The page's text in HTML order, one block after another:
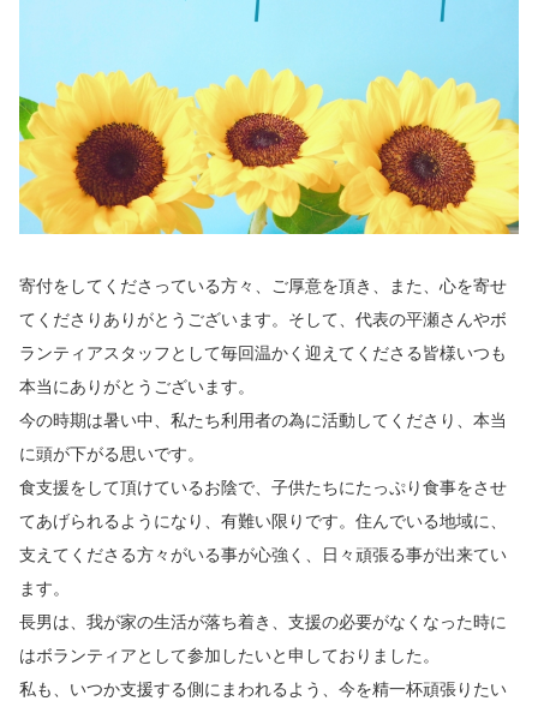
寄付をしてくださっている方々、ご厚意を頂き、また、心を寄せ
てくださりありがとうございます。そして、代表の平瀬さんやボ
ランティアスタッフとして毎回温かく迎えてくださる皆様いつも
本当にありがとうございます。
今の時期は暑い中、私たち利用者の為に活動してくださり、本当
に頭が下がる思いです。
食支援をして頂けているお陰で、子供たちにたっぷり食事をさせ
てあげられるようになり、有難い限りです。住んでいる地域に、
支えてくださる方々がいる事が心強く、日々頑張る事が出来てい
ます。
長男は、我が家の生活が落ち着き、支援の必要がなくなった時に
はボランティアとして参加したいと申しておりました。
私も、いつか支援する側にまわれるよう、今を精一杯頑張りたい